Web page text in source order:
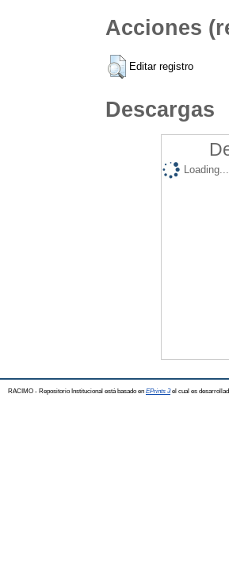
Acciones
Editar registro
Descargas
Loading...
RACIMO - Repositorio Institucional está basado en EPrints 3el cual es